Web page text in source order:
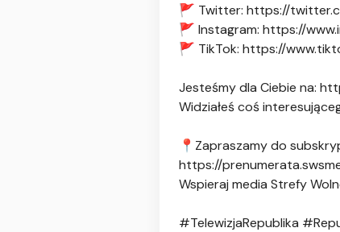
🚩 Twitter: https://
🚩 Instagram: https://
🚩 TikTok: https://
Jesteśmy dla Ciebie na:
Widziałeś coś
📍Zapraszamy do
https://
Wspieraj media Strefy
#TelewizjaRepublika